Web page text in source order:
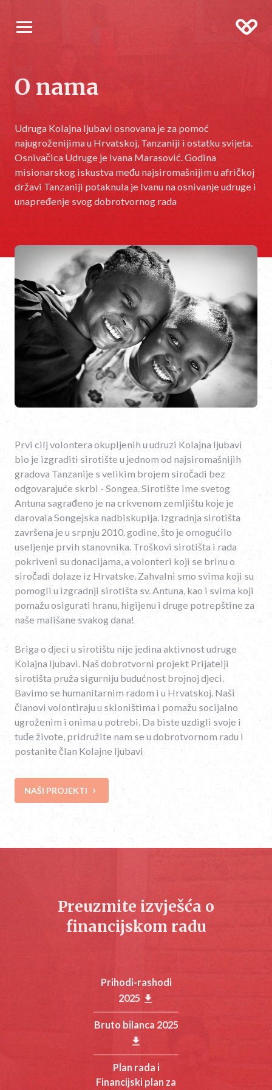
O nama
Udruga Kolajna ljubavi osnovana je za pomoć
najugroženijima u Hrvatskoj, Tanzaniji i ostatku svijeta.
Osnivačica Udruge je Ivana Marasović. Godina
misionarskog iskustva među najsiromašnijim u afričkoj
državi Tanzaniji potaknula je Ivanu na osnivanje udruge i
unapređenje svog dobrotvornog rada
Prvi cilj volontera okupljenih u udruzi Kolajna ljubavi
bio je izgraditi sirotište u jednom od najsiromašnijih
gradova Tanzanije s velikim brojem siročadi bez
odgovarajuće skrbi - Songea. Sirotište ime svetog
Antuna sagrađeno je na crkvenom zemljištu koje je
darovala Songejska nadbiskupija. Izgradnja sirotišta
završena je u srpnju 2010. godine, što je omogućilo
useljenje prvih stanovnika. Troškovi sirotišta i rada
pokriveni su donacijama, a volonteri koji se brinu o
siročadi dolaze iz Hrvatske. Zahvalni smo svima koji su
pomogli u izgradnji sirotišta sv. Antuna, kao i svima koji
pomažu osigurati hranu, higijenu i druge potrepštine za
naše mališane svakog dana!
Briga o djeci u sirotištu nije jedina aktivnost udruge
Kolajna ljubavi. Naš dobrotvorni projekt Prijatelji
sirotišta pruža sigurniju budućnost brojnoj djeci.
Bavimo se humanitarnim radom i u Hrvatskoj. Naši
članovi volontiraju u skloništima i pomažu socijalno
ugroženim i onima u potrebi. Da biste uzdigli svoje i
tuđe živote, pridružite nam se u dobrotvornom radu i
postanite član Kolajne ljubavi
NAŠI PROJEKTI keyboard_arrow_right
Preuzmite izvješća o
financijskom radu
Prihodi-rashodi
2025 get_app
Bruto bilanca 2025
get_app
Plan rada i
Financijski plan za